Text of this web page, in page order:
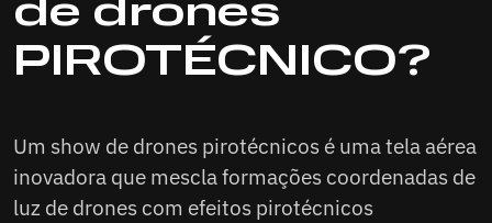
drones
Uma inovação independente ou um
conjunto perfeito
fogos de artifício
Usos icônicos de drones com
fogos de artifício
de drones
PIROTÉCNICO?
Um show de drones pirotécnicos é uma tela aérea
inovadora que mescla formações coordenadas de
luz de drones com efeitos pirotécnicos